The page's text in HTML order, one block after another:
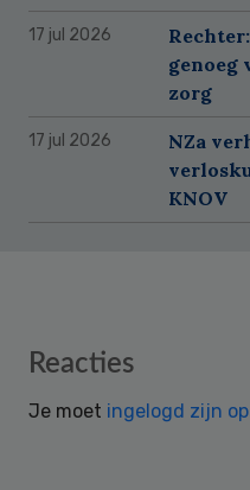
17 jul 2026
genoeg
zorg
17 jul 2026
NZa
KNOV
Reader
Reacties
Je moet ingelogd zijn op